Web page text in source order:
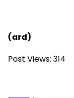
(ard)
Post Views: 314